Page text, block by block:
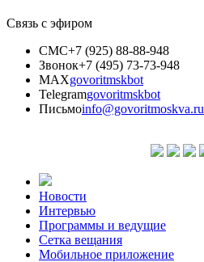
Связь с эфиром
СМС+7 (925) 88-88-948
Звонок+7 (495) 73-73-948
MAXgovoritmskbot
Telegramgovoritmskbot
Письмоinfo@govoritmoskva.ru
Новости
Интервью
Программы и ведущие
Сетка вещания
Мобильное приложение